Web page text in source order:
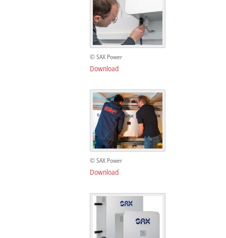
© SAX Power
Download
© SAX Power
Download